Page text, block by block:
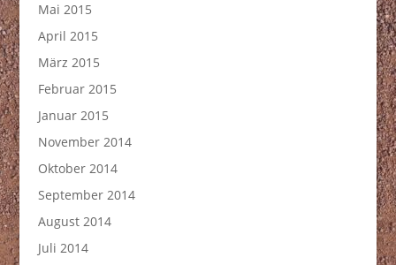
Mai 2015
April 2015
März 2015
Februar 2015
Januar 2015
November 2014
Oktober 2014
September 2014
August 2014
Juli 2014